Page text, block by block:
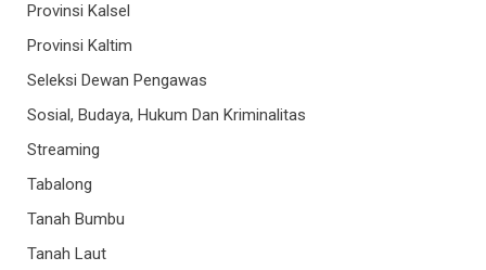
Provinsi Kalsel
Provinsi Kaltim
Seleksi Dewan Pengawas
Sosial, Budaya, Hukum Dan Kriminalitas
Streaming
Tabalong
Tanah Bumbu
Tanah Laut